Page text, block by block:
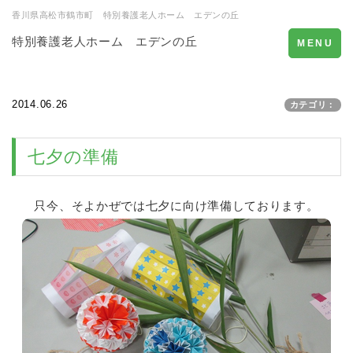
香川県高松市鶴市町 特別養護老人ホーム エデンの丘
特別養護老人ホーム エデンの丘
Toggle
navigation
MENU
2014.06.26 カテゴリ：
七夕の準備
只今、そよかぜでは七夕に向け準備しております。